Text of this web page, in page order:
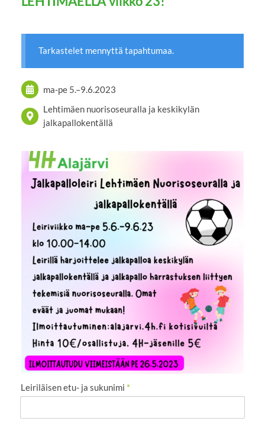
Tarkastelet mennyttä tapahtumaa.
ma-pe 5.–9.6.2023
Lehtimäen nuorisoseuralla ja keskikylän
jalkapallokentällä
Leiriläisen etu- ja sukunimi *